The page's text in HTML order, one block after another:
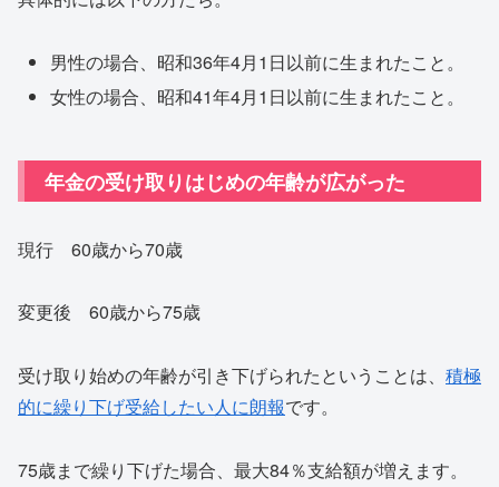
男性の場合、昭和36年4月1日以前に生まれたこと。
女性の場合、昭和41年4月1日以前に生まれたこと。
年金の受け取りはじめの年齢が広がった
現行 60歳から70歳
変更後 60歳から75歳
受け取り始めの年齢が引き下げられたということは、 積極
的に繰り下げ受給したい人に朗報です。
75歳まで繰り下げた場合、最大84％支給額が増えます。